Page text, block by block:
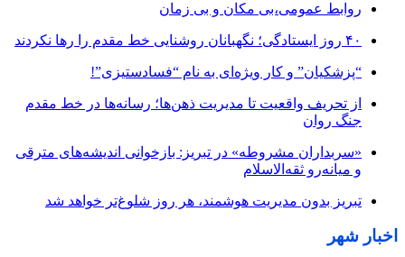
روابط عمومی،بی مکان و بی زمان
۴۰ روز ایستادگی؛ نگهبانان روشنایی خط مقدم را رها نکردند
“پزشکیان” و کار ویژه‌ای به نام “فسادستیزی”!
از تحریف واقعیت تا مدیریت ذهن‌ها؛ رسانه‌ها در خط مقدم
جنگ روان
«سربداران مشروطه» در تبریز: بازخوانی اندیشه‌های مترقی
و میانه‌رو ثقه‌الاسلام
تبریز بدون مدیریت هوشمند، هر روز شلوغ‌تر خواهد شد
اخبار شهر